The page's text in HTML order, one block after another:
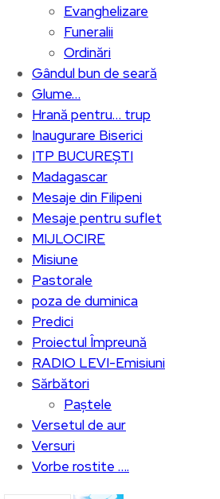
Evanghelizare
Funeralii
Ordinări
Gândul bun de seară
Glume…
Hrană pentru… trup
Inaugurare Biserici
ITP BUCUREȘTI
Madagascar
Mesaje din Filipeni
Mesaje pentru suflet
MIJLOCIRE
Misiune
Pastorale
poza de duminica
Predici
Proiectul Împreună
RADIO LEVI-Emisiuni
Sărbători
Paștele
Versetul de aur
Versuri
Vorbe rostite ….